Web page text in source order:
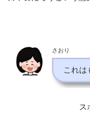
さおり
これは
ス